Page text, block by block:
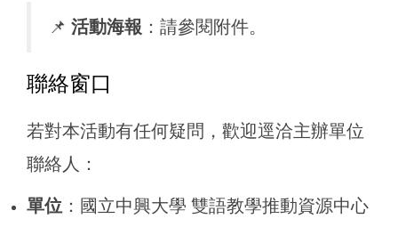
📌 活動海報 ：請參閱附件。
聯絡窗口
若對本活動有任何疑問，歡迎逕洽主辦單位
聯絡人：
單位 ：國立中興大學 雙語教學推動資源中心